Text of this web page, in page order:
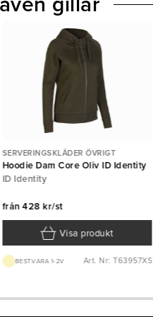
SERVERINGSKLÄDER ÖVRIGT
Hoodie Dam Core Oliv ID Identity
ID Identity
från428 kr/st
Visa produkt
BEST.VARA 1-2V Art. Nr: T63957XS